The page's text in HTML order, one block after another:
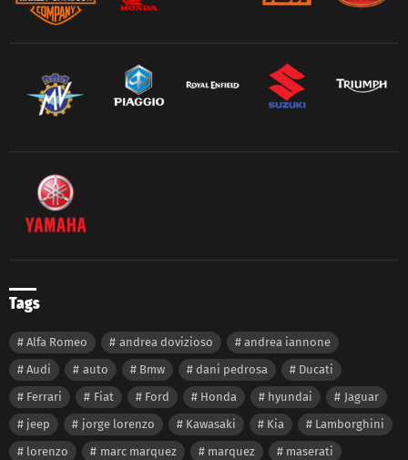
Tags
Alfa Romeo andrea dovizioso
andrea iannone
Audi
auto Bmw dani pedrosa
Ducati
Ferrari
Fiat Ford Honda hyundai
Jaguar
jeep
jorge lorenzo Kawasaki Kia
Lamborghini
lorenzo
marc marquez marquez
maserati